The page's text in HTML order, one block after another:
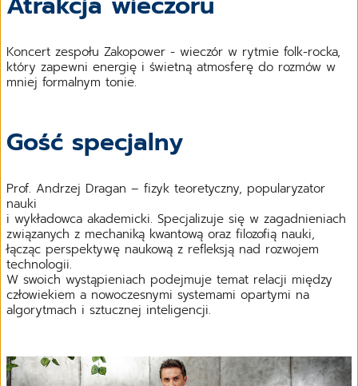
Gość specjalny
Prof. Andrzej Dragan – fizyk teoretyczny, popularyzator
nauki
i wykładowca akademicki. Specjalizuje się w zagadnieniach
związanych z mechaniką kwantową oraz filozofią nauki,
łącząc perspektywę naukową z refleksją nad rozwojem
technologii.
W swoich wystąpieniach podejmuje temat relacji między
człowiekiem a nowoczesnymi systemami opartymi na
algorytmach i sztucznej inteligencji.
Koncert zespołu Zakopower - wieczór w rytmie folk-rocka,
który zapewni energię i świetną atmosferę do rozmów w
mniej formalnym tonie.